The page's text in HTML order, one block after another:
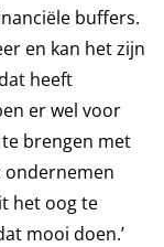
buffers.
en kan het zijn
heeft
er wel voor
brengen met
ondernemen
het oog te
mooi doen.’